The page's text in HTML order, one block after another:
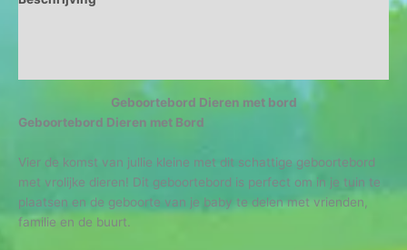
Geboortebord Dieren met bord
Geboortebord Dieren met Bord
Vier de komst van jullie kleine met dit schattige geboortebord
met vrolijke dieren! Dit geboortebord is perfect om in je tuin te
plaatsen en de geboorte van je baby te delen met vrienden,
familie en de buurt.